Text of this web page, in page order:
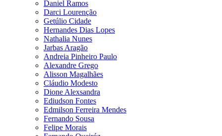
Daniel Ramos
Darci Lourenção
Getúlio Cidade
Hernandes Dias Lopes
Nathalia Nunes
Jarbas Aragão
Andreia Pinheiro Paulo
Alexandre Grego
Alisson Magalhães
Cláudio Modesto
Dione Alexsandra
Ediudson Fontes
Edmilson Ferreira Mendes
Fernando Sousa
Felipe Morais